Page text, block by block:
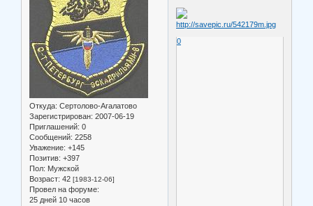
Откуда: Сертолово-Агалатово
Зарегистрирован: 2007-06-19
Приглашений: 0
Сообщений: 2258
Уважение: +145
Позитив: +397
Пол: Мужской
Возраст: 42 [1983-12-06]
Провел на форуме:
25 дней 10 часов
0